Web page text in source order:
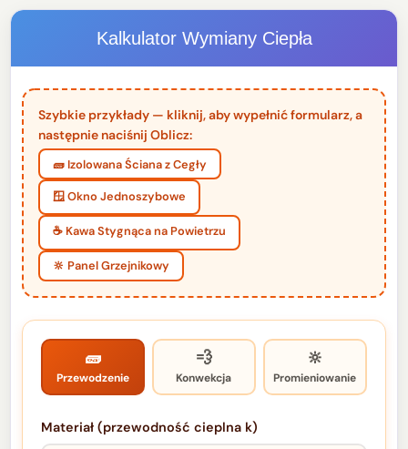
Kalkulator Wymiany Ciepła
Szybkie przykłady — kliknij, aby wypełnić formularz, a
następnie naciśnij Oblicz:
🧱 Izolowana Ściana z Cegły
🪟 Okno Jednoszybowe
☕ Kawa Stygnąca na Powietrzu
🔆 Panel Grzejnikowy
🧱
Przewodzenie
💨
Konwekcja
🔆
Promieniowanie
Materiał (przewodność cieplna k)